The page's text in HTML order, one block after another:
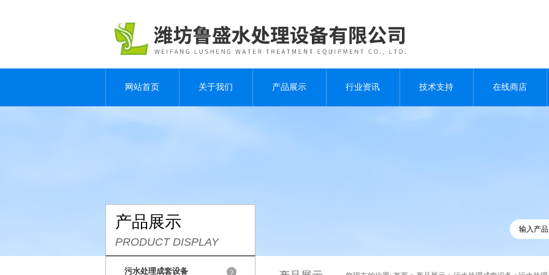
网站首页 关于我们 产品展示 行业资讯 技术支持 在线商店
产品展示
PRODUCT DISPLAY
污水处理成套设备